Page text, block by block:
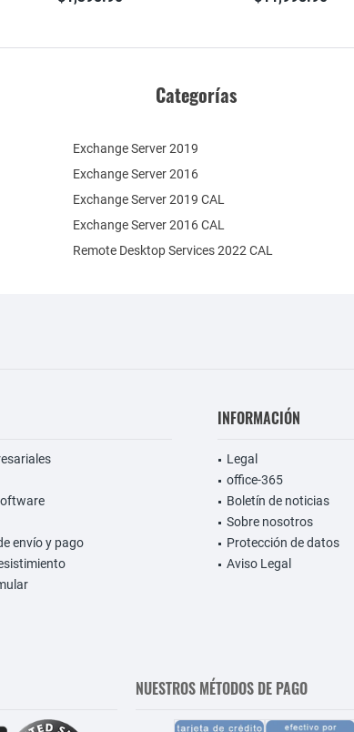
Categorías
Exchange Server 2019
Exchange Server 2016
Remote Desktop Services 2022 CAL
Exchange Server 2019 CAL
Exchange Server 2016 CAL
envío y pago
INFORMACIÓN
Legal
office-365
Boletín de noticias
Sobre nosotros
Protección de datos
Aviso Legal
NUESTROS MÉTODOS DE PAGO